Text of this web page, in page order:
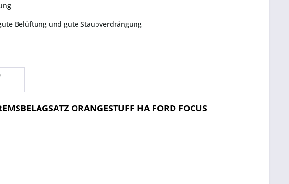
Belüftung und gute Staubverdrängung
ORANGESTUFF HA FORD FOCUS